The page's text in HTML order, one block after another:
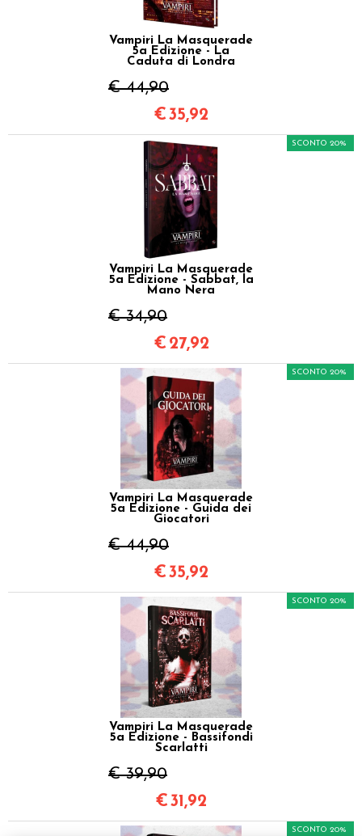
Vampiri La Masquerade
5a Edizione - La
Caduta di Londra
€ 44,90
€35,92
Vampiri La Masquerade
5a Edizione - Sabbat, la
Mano Nera
€ 34,90
SCONTO 20%
€ 27,92
Vampiri La Masquerade
5a Edizione - Guida dei
Giocatori
€ 44,90
SCONTO 20%
€35,92
Vampiri La Masquerade
5a Edizione - Bassifondi
Scarlatti
€ 39,90
SCONTO 20%
€31,92
SCONTO 20%